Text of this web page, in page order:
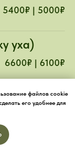
5400₽ | 5000₽
уха)
6600₽ | 6100₽
файлов cookie
его удобнее для